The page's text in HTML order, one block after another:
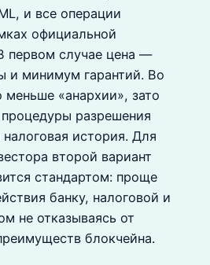
и все операции
официальной
первом случае цена —
и минимум гарантий. Во
«анархии», зато
разрешения
история. Для
второй вариант
стандартом: проще
банку, налоговой и
не отказываясь от
блокчейна.